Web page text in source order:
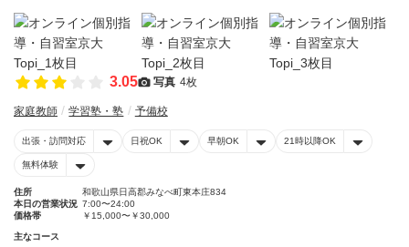
3.05 写真 4枚
家庭教師 学習塾・塾 予備校
出張・訪問対応 日祝OK 早朝OK 21時以降OK
無料体験
住所
和歌山県日高郡みなべ町東本庄834
本日の営業状況 7:00〜24:00
価格帯
￥15,000〜￥30,000
主なコース